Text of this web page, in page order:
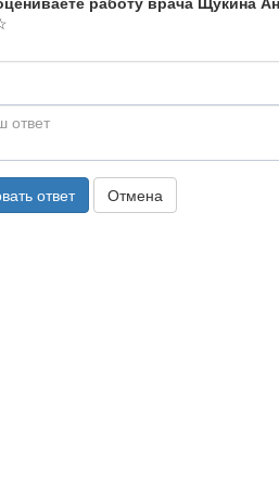
ответ Отмена